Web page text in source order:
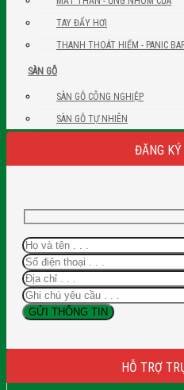
TAY ĐẨY HƠI
THANH THOÁT HIỂM - PANIC
SÀN GỖ
SÀN GỖ CÔNG NGHIỆP
SÀN GỖ TỰ NHIÊN
ĐĂNG
HỖ TRỢ